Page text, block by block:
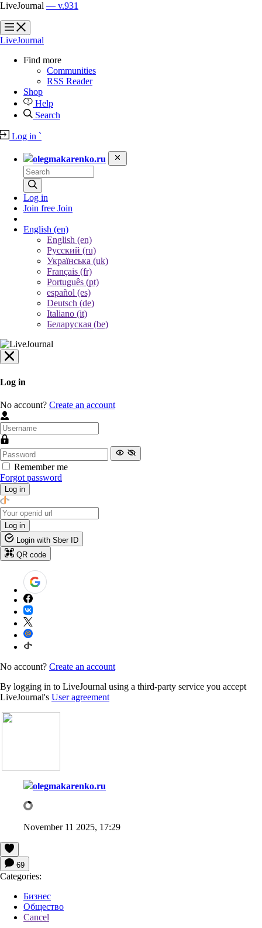
LiveJournal — v.931
?
?
LiveJournal
Find more
Communities
RSS Reader
Shop
Help
Search
Log in `
olegmakarenko.ru
Log in
Join free Join
English (en)
English (en)
Русский (ru)
Українська (uk)
Français (fr)
Português (pt)
español (es)
Deutsch (de)
Italiano (it)
Беларуская (be)
Log in
No account? Create an account
Remember me
Forgot password
Log in
Log in
Login with Sber ID
QR code
No account? Create an account
By logging in to LiveJournal using a third-party service you accept
LiveJournal's User agreement
olegmakarenko.ru
November 11 2025, 17:29
69
Categories:
Бизнес
Общество
Cancel